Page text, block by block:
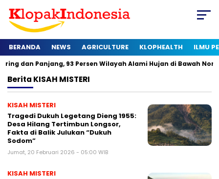
BERANDA NEWS AGRICULTURE KLOPHEALTH ILMU
93 Persen Wilayah Alami Hujan di Bawah Normal
Berita KISAH MISTERI
KISAH MISTERI
Tragedi Dukuh Legetang Dieng 1955:
Desa Hilang Tertimbun Longsor,
Fakta di Balik Julukan “Dukuh
Sodom”
Jumat, 20 Februari 2026 - 05:00 WIB
KISAH MISTERI